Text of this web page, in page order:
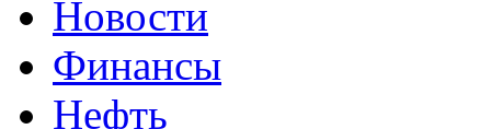
Новости
Финансы
Нефть